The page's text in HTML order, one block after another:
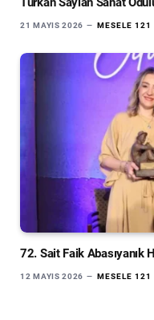
21 MAYIS 2026 MESELE 121
72. Sait Faik Abasıyanık
12 MAYIS 2026 MESELE 121